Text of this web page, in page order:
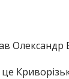
Олександр